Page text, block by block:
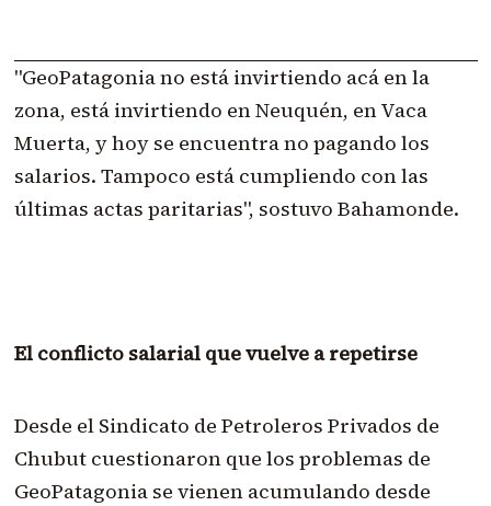
"GeoPatagonia no está invirtiendo acá en la
zona, está invirtiendo en Neuquén, en Vaca
Muerta, y hoy se encuentra no pagando los
salarios. Tampoco está cumpliendo con las
últimas actas paritarias", sostuvo Bahamonde.
El conflicto salarial que vuelve a repetirse
Desde el Sindicato de Petroleros Privados de
Chubut cuestionaron que los problemas de
GeoPatagonia se vienen acumulando desde